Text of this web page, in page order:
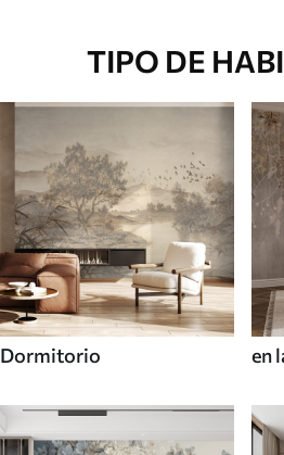
TIPO DE
Dormitorio en